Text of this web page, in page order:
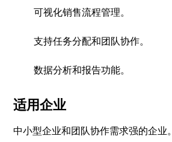
可视化销售流程管理。
支持任务分配和团队协作。
数据分析和报告功能。
适用企业
中小型企业和团队协作需求强的企业。